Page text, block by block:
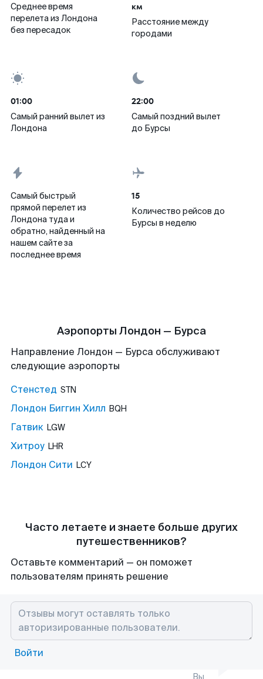
Среднее время
перелета из Лондона
без пересадок
км
Расстояние между
городами
01:00
Самый ранний вылет из
Лондона
22:00
Самый поздний вылет
до Бурсы
Самый быстрый
прямой перелет из
Лондона туда и
обратно, найденный на
нашем сайте за
последнее время
15
Количество рейсов до
Бурсы в неделю
Аэропорты Лондон — Бурса
Направление Лондон — Бурса обслуживают
следующие аэропорты
Стенстед STN
Лондон Биггин Хилл BQH
Гатвик LGW
Хитроу LHR
Лондон Сити LCY
Часто летаете и знаете больше других
путешественников?
Оставьте комментарий — он поможет
пользователям принять решение
Войти
Вы